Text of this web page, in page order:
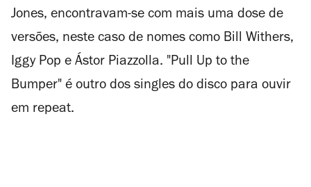
Jones, encontravam-se com mais uma dose de
versões, neste caso de nomes como Bill Withers,
Iggy Pop e Ástor Piazzolla. "Pull Up to the
Bumper" é outro dos singles do disco para ouvir
em repeat.